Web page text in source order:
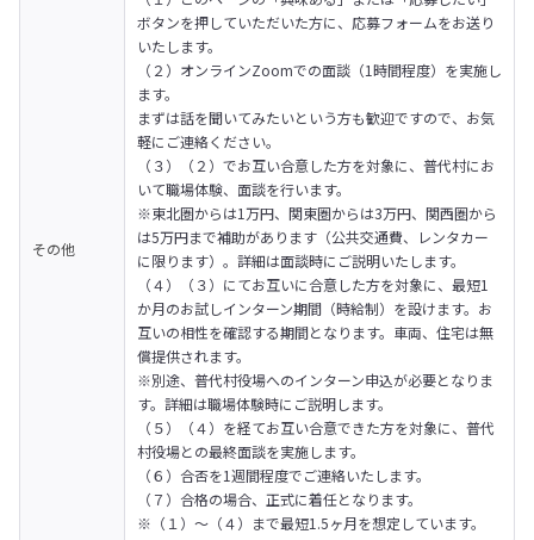
その他
ボタンを押していただいた方に、応募フォームをお送り
いたします。
（２）オンラインZoomでの面談（1時間程度）を実施し
ます。
まずは話を聞いてみたいという方も歓迎ですので、お気
軽にご連絡ください。
（３）（２）でお互い合意した方を対象に、普代村にお
いて職場体験、面談を行います。
※東北圏からは1万円、関東圏からは3万円、関西圏から
は5万円まで補助があります（公共交通費、レンタカー
に限ります）。詳細は面談時にご説明いたします。
（４）（３）にてお互いに合意した方を対象に、最短1
か月のお試しインターン期間（時給制）を設けます。お
互いの相性を確認する期間となります。車両、住宅は無
償提供されます。
※別途、普代村役場へのインターン申込が必要となりま
す。詳細は職場体験時にご説明します。
（５）（４）を経てお互い合意できた方を対象に、普代
村役場との最終面談を実施します。
（６）合否を1週間程度でご連絡いたします。
（７）合格の場合、正式に着任となります。
※（１）～（４）まで最短1.5ヶ月を想定しています。